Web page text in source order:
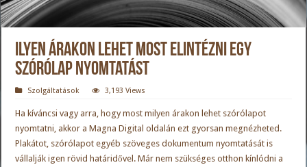
Ilyen árakon lehet most elintézni egy
szórólap nyomtatást
Szolgáltatások 3,193 Views
Ha kíváncsi vagy arra, hogy most milyen árakon lehet szórólapot
nyomtatni, akkor aMagna Digital oldalán ezt gyorsan megnézheted.
Plakátot, szórólapot egyéb szöveges dokumentum nyomtatását is
vállalják igen rövid határidővel. Már nem szükséges otthon kínlódni a